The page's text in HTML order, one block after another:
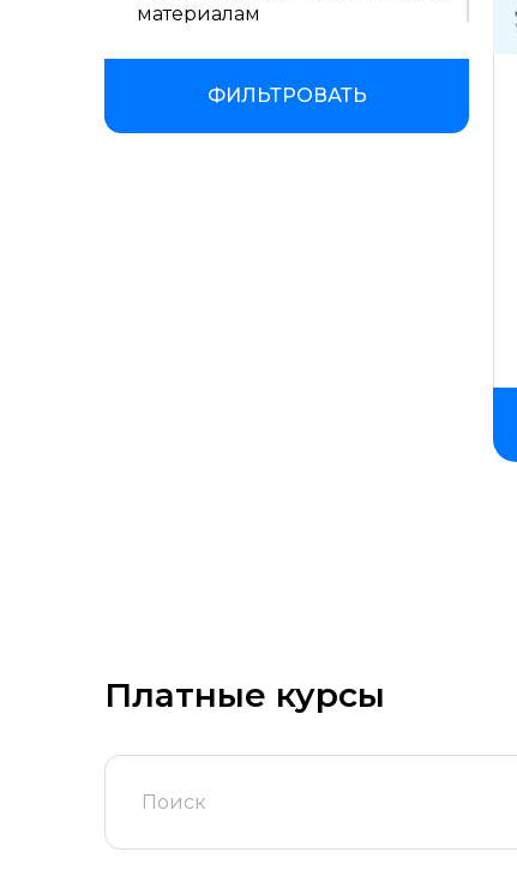
материалам
Подходит новичкам
ФИЛЬТРОВАТЬ
Платные курсы